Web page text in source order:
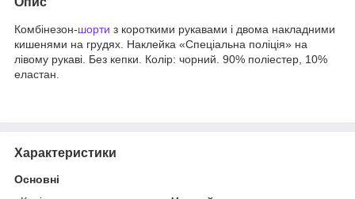
Комбінезон-шорти з короткими рукавами і двома накладними
кишенями на грудях. Наклейка «Спеціальна поліція» на
лівому рукаві. Без кепки. Колір: чорний. 90% поліестер, 10%
еластан.
Характеристики
Основні